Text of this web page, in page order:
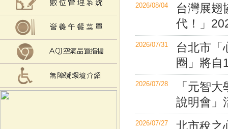
2026/08/04
台灣展翅
代！」
2026/07/31
台北市「
圈」將自
2026/07/28
「元智
說明會」
2026/07/27 北市稅之